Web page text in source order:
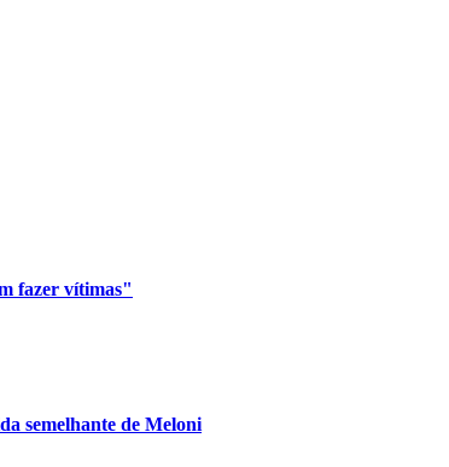
fazer vítimas"
semelhante de Meloni